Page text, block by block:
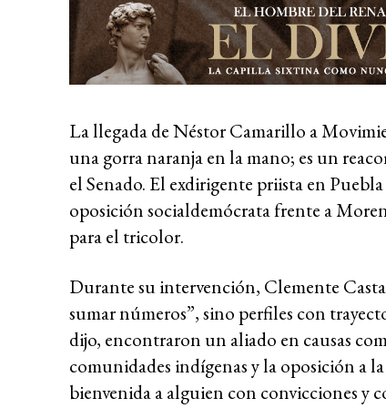
La llegada de Néstor Camarillo a
una gorra naranja en la mano; es un
el Senado. El exdirigente priista en
oposición socialdemócrata frente a
para el tricolor.
Durante su intervención, Clemente
sumar números”, sino perfiles con
dijo, encontraron un aliado en causas
comunidades indígenas y la oposición a
bienvenida a alguien con convicciones y